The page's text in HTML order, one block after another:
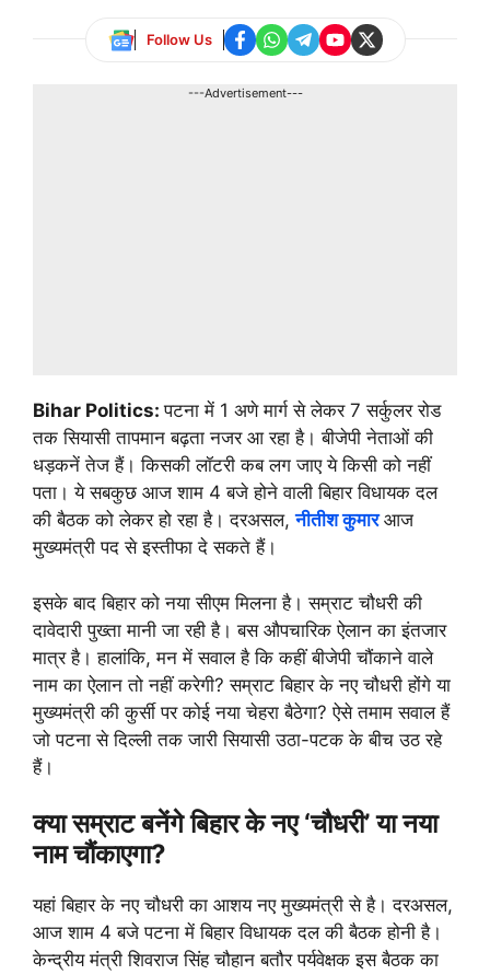
Follow Us
---Advertisement---
Bihar Politics:पटना में 1 अणे मार्ग से लेकर 7 सर्कुलर रोड
तक सियासी तापमान बढ़ता नजर आ रहा है। बीजेपी नेताओं की
धड़कनें तेज हैं। किसकी लॉटरी कब लग जाए ये किसी को नहीं
पता। ये सबकुछ आज शाम 4 बजे होने वाली बिहार विधायक दल
की बैठक को लेकर हो रहा है। दरअसल,नीतीश कुमारआज
मुख्यमंत्री पद से इस्तीफा दे सकते हैं।
इसके बाद बिहार को नया सीएम मिलना है। सम्राट चौधरी की
दावेदारी पुख्ता मानी जा रही है। बस औपचारिक ऐलान का इंतजार
मात्र है। हालांकि, मन में सवाल है कि कहीं बीजेपी चौंकाने वाले
नाम का ऐलान तो नहीं करेगी? सम्राट बिहार के नए चौधरी होंगे या
मुख्यमंत्री की कुर्सी पर कोई नया चेहरा बैठेगा? ऐसे तमाम सवाल हैं
जो पटना से दिल्ली तक जारी सियासी उठा-पटक के बीच उठ रहे
हैं।
क्या सम्राट बनेंगे बिहार के नए ‘चौधरी’ या नया
नाम चौंकाएगा?
यहां बिहार के नए चौधरी का आशय नए मुख्यमंत्री से है। दरअसल,
आज शाम 4 बजे पटना में बिहार विधायक दल की बैठक होनी है।
केन्द्रीय मंत्री शिवराज सिंह चौहान बतौर पर्यवेक्षक इस बैठक का